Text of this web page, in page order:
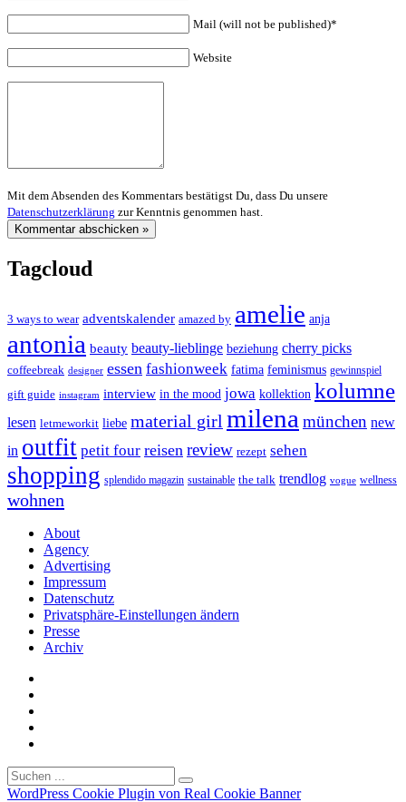
Mail (will not be published)*
Website
Mit dem Absenden des Kommentars bestätigst Du, dass Du unsere
Datenschutzerklärung zur Kenntnis genommen hast.
Tagcloud
3 ways to wear adventskalender amazed by amelie anja
antonia beauty beauty-lieblinge beziehung cherry picks
coffeebreak designer essen fashionweek fatima feminismus gewinnspiel
gift guide instagram interview in the mood jowa kollektion kolumne
lesen letmeworkit liebe material girl milena münchen new
in outfit petit four reisen review rezept sehen
shopping splendido magazin sustainable the talk trendlog vogue wellness
wohnen
About
Agency
Advertising
Impressum
Datenschutz
Privatsphäre-Einstellungen ändern
Presse
Archiv
WordPress Cookie Plugin von Real Cookie Banner